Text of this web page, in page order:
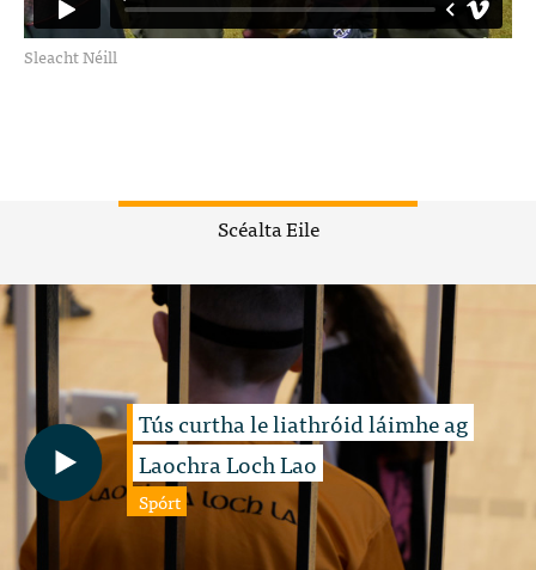
Sleacht Néill
Scéalta Eile
Tús curtha le liathróid láimhe ag
Laochra Loch Lao
Spórt